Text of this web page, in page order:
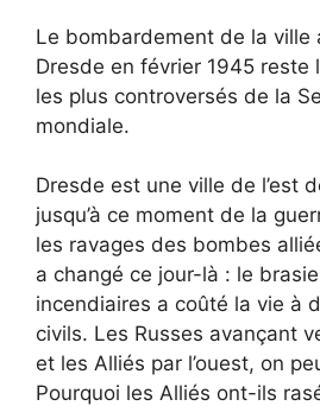
Le bombardement de la ville
Dresde en février 1945 reste
les plus controversés de la
mondiale.
Dresde est une ville de l’est
jusqu’à ce moment de la
les ravages des bombes
a changé ce jour-là : le
incendiaires a coûté la vie à
civils. Les Russes avançant
et les Alliés par l’ouest, on
Pourquoi les Alliés ont-ils